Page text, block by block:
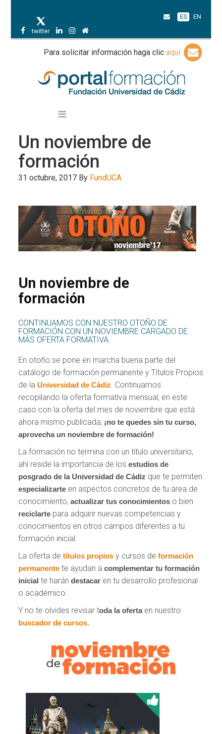
twitter
ES EN
Para solicitar información haga clic aquí
Un noviembre de
formación
31 octubre, 2017 By FundUCA
Un noviembre de
formación
CONTINUAMOS CON NUESTRO OTOÑO DE
FORMACIÓN CON UN NOVIEMBRE CARGADO DE
MÁS OFERTA FORMATIVA.
En otoño se pone en marcha buena parte del
catálogo de formación permanente y Títulos Propios
de laUniversidad de Cádiz . Continuamos
recopilando la oferta formativa mensual, en este
caso con la oferta del mes de noviembre que está
ahora mismo publicada, ¡no te quedes sin tu curso,
aprovecha un noviembre de formación!
La formación no termina con un título universitario,
ahí reside la importancia de losestudios de
posgrado de la Universidad de Cádiz que te permiten
especializarte en aspectos concretos de tu área de
conocimiento,actualizar tus conocimientos o bien
reciclarte para adquirir nuevas competencias y
conocimientos en otros campos diferentes a tu
formación inicial.
La oferta de títulos propios y cursos deformación
permanente te ayudan acomplementar tu formación
inicial te harándestacar en tu desarrollo profesional
o académico.
Y no te olvides revisar toda la ofertaen nuestro
buscador de cursos.